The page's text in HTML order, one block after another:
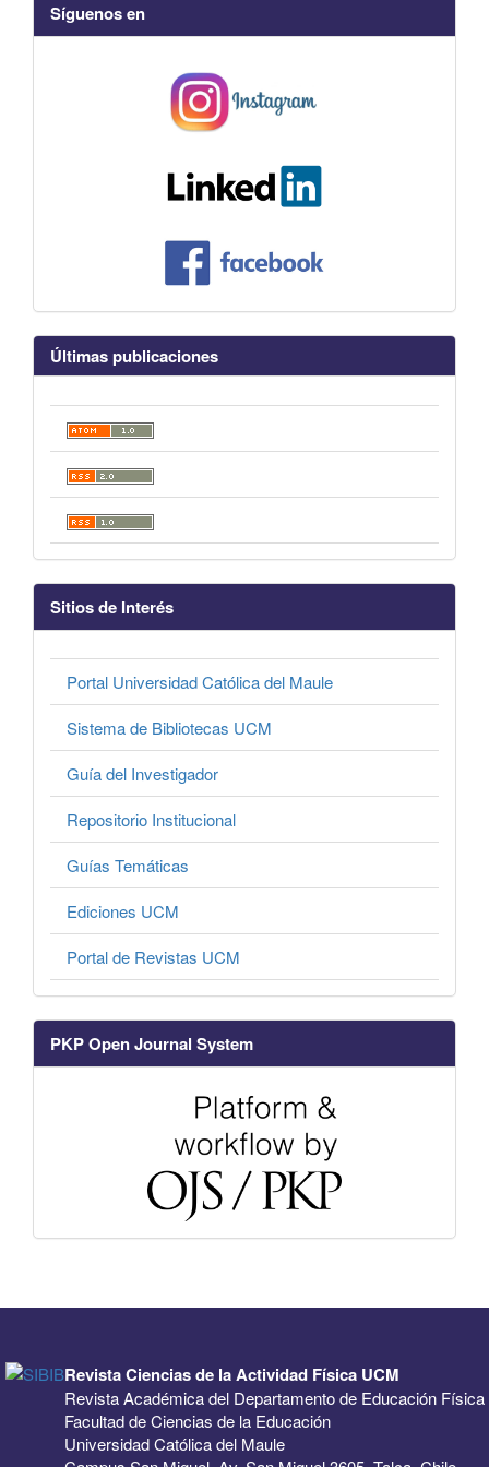
Síguenos en
Últimas publicaciones
Sitios de Interés
Portal Universidad Católica del Maule
Sistema de Bibliotecas UCM
Guía del Investigador
Repositorio Institucional
Guías Temáticas
Ediciones UCM
Portal de Revistas UCM
PKP Open Journal System
Revista Ciencias de la Actividad Física UCM
Revista Académica del Departamento de Educación Física
Facultad de Ciencias de la Educación
Universidad Católica del Maule